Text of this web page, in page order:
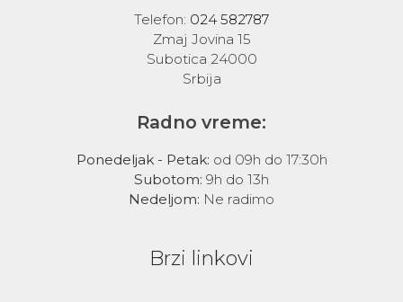
Telefon: 024 582787
Zmaj Jovina 15
Subotica 24000
Srbija
Radno vreme:
Ponedeljak - Petak: od 09h do 17:30h
Subotom: 9h do 13h
Nedeljom: Ne radimo
Brzi linkovi